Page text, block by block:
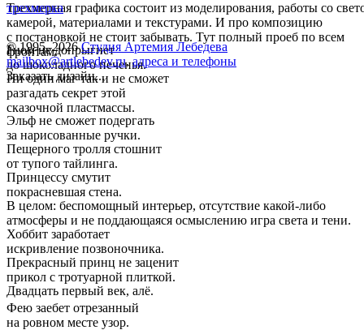
Трехмерная графика состоит из моделирования, работы со
камерой, материалами и текстурами. И про композицию
с постановкой не стоит забывать. Тут полный проеб по всем
фронтам.
Гном не допрыгнет
до шоколадного печенья.
Ни один маг так и не сможет
разгадать секрет этой
сказочной пластмассы.
Эльф не сможет подергать
за нарисованные ручки.
Пещерного тролля стошнит
от тупого тайлинга.
Принцессу смутит
покрасневшая стена.
В целом: беспомощный интерьер, отсутствие какой-либо
атмосферы и не поддающаяся осмыслению игра света и тени.
Хоббит заработает
искривление позвоночника.
Прекрасный принц не заценит
прикол с тротуарной плиткой.
Двадцать первый век, алё.
Фею заебет отрезанный
на ровном месте узор.
трехмерка
© 1995–2026 Студия Артемия Лебедева
mailbox@artlebedev.ru, адреса и телефоны
Заказать дизайн...